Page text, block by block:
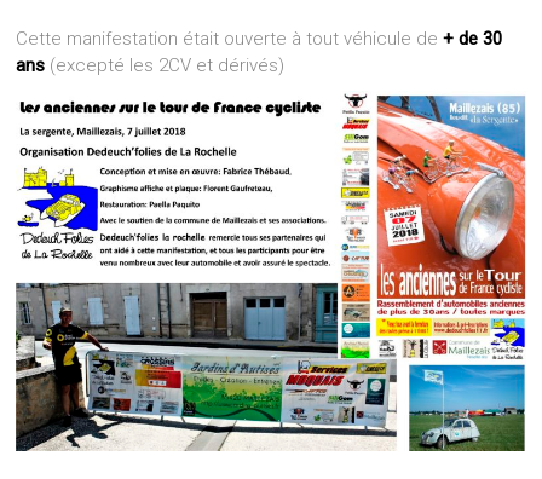
Cette manifestation était ouverte à tout véhicule de+ de 30
ans (excepté les 2CV et dérivés)